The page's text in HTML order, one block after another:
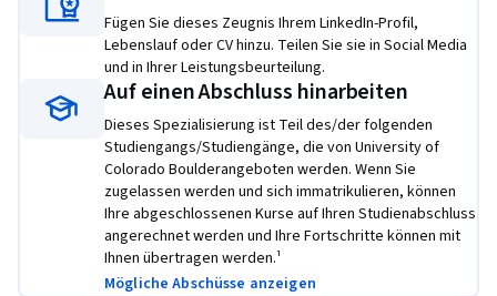
Übungsprojekt
Learners will complete (knowledge check) quizzes every
week to test their comprehension and advance their
learning. Projects include developing comprehensive plans
for achieving personal excellence, leading high-performance
teams and transformational organizations. All based on the
principles of neuroscience. Learners who subscribe will also
have access to a companion eBook developed by the
instructor to further support your learning.
Fügen Sie dieses Zeugnis Ihrem LinkedIn-Profil,
Lebenslauf oder CV hinzu. Teilen Sie sie in Social Media
und in Ihrer Leistungsbeurteilung.
Auf einen Abschluss hinarbeiten
Dieses Spezialisierung ist Teil des/der folgenden
Studiengangs/Studiengänge, die von University of
Colorado Boulderangeboten werden. Wenn Sie
zugelassen werden und sich immatrikulieren, können
Ihre abgeschlossenen Kurse auf Ihren Studienabschluss
angerechnet werden und Ihre Fortschritte können mit
Ihnen übertragen werden.¹
Mögliche Abschüsse anzeigen